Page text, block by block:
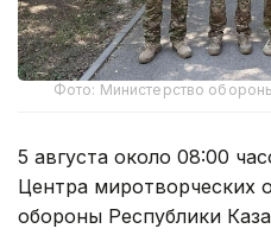
Фото: Министерство
5 августа около 08:00
Центра миротворческих
обороны Республики